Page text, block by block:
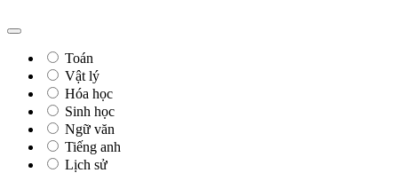
Toán
Vật lý
Hóa học
Sinh học
Ngữ văn
Tiếng anh
Lịch sử